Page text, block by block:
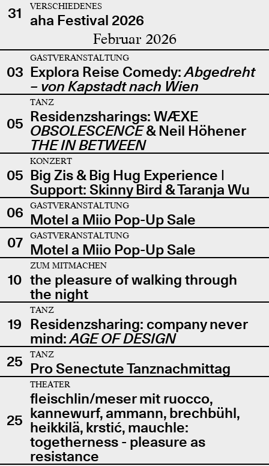
31
VERSCHIEDENES
aha Festival 2026
Februar 2026
03
GASTVERANSTALTUNG
Explora Reise Comedy:Abgedreht
– von Kapstadt nach Wien
05
TANZ
Residenzsharings: WÆXE
OBSOLESCENCE& Neil Höhener
THE IN BETWEEN
05
KONZERT
Big Zis & Big Hug Experience |
Support: Skinny Bird & Taranja Wu
06
GASTVERANSTALTUNG
Motel a Miio Pop-Up Sale
07
GASTVERANSTALTUNG
Motel a Miio Pop-Up Sale
10
ZUM MITMACHEN
the pleasure of walking through
the night
19
TANZ
Residenzsharing: company never
mind:AGE OF DESIGN
25
TANZ
Pro Senectute Tanznachmittag
25
THEATER
fleischlin/meser mit ruocco,
kannewurf, ammann, brechbühl,
heikkilä, krstić, mauchle:
togetherness - pleasure as
resistance